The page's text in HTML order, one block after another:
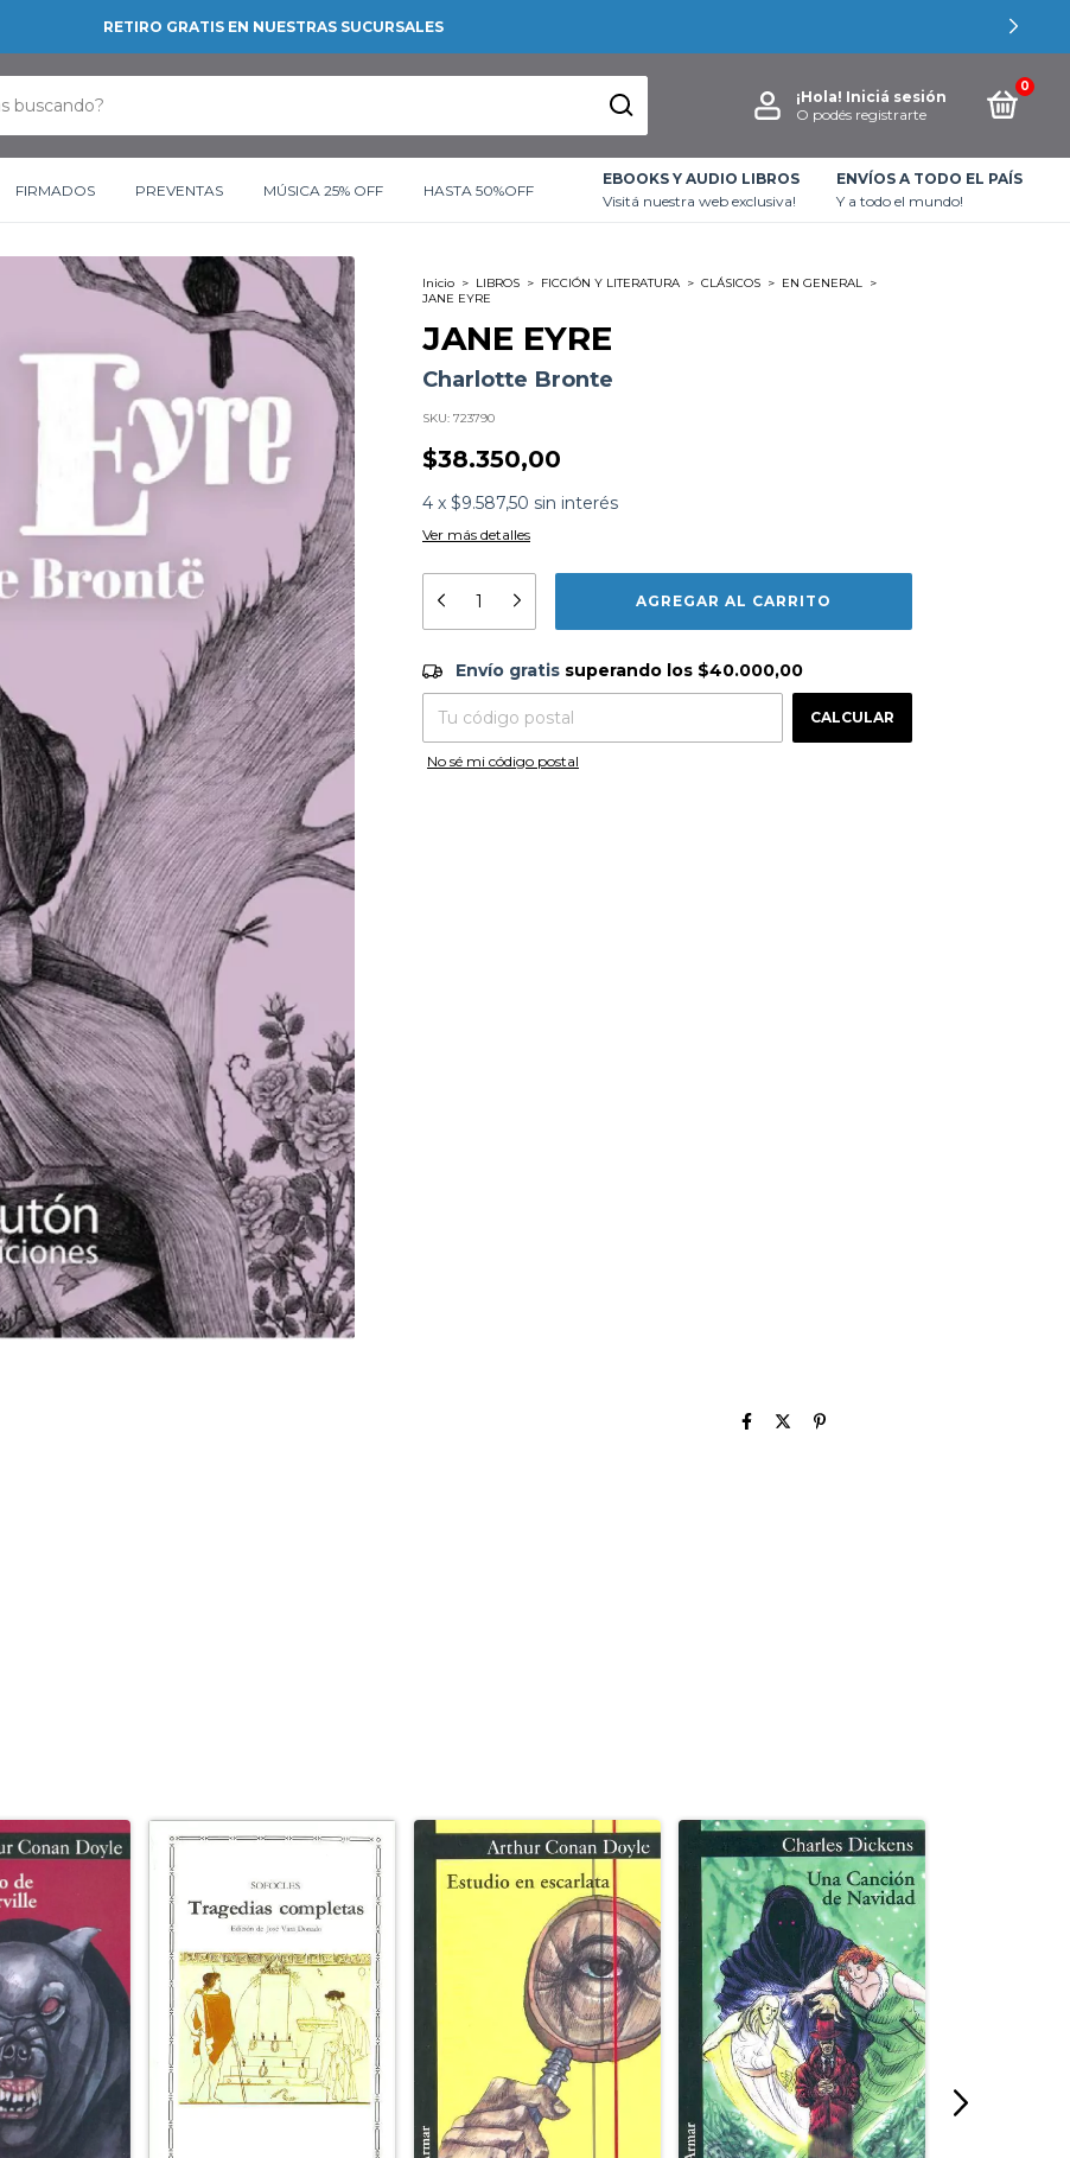
RETIRO GRATIS EN NUESTRAS SUCURSALES
¡Hola! Iniciá sesión
O podés registrarte
0
FIRMADOS PREVENTAS MÚSICA 25% OFF HASTA 50%OFF
EBOOKS Y AUDIO LIBROS
Visitá nuestra web exclusiva!
ENVÍOS A TODO EL PAÍS
Y a todo el mundo!
Inicio > LIBROS > FICCIÓN Y LITERATURA > CLÁSICOS > EN GENERAL >
JANE EYRE
JANE EYRE
Charlotte Bronte
SKU: 723790
$38.350,00
4 x $9.587,50 sin interés
Ver más detalles
Envío gratis $40.000,00
Entregas para el CP: CAMBIAR CP
Envío gratis superando los $40.000,00
CALCULAR
No sé mi código postal